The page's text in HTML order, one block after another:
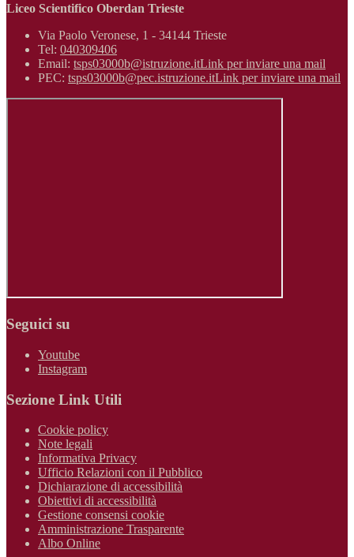
Liceo Scientifico Oberdan Trieste
Via Paolo Veronese, 1 - 34144 Trieste
Tel: 040309406
Email: tsps03000b@istruzione.itLink per inviare una mail
PEC: tsps03000b@pec.istruzione.itLink per inviare una mail
Seguici su
Youtube
Instagram
Sezione Link Utili
Cookie policy
Note legali
Informativa Privacy
Ufficio Relazioni con il Pubblico
Dichiarazione di accessibilità
Obiettivi di accessibilità
Gestione consensi cookie
Amministrazione Trasparente
Albo Online